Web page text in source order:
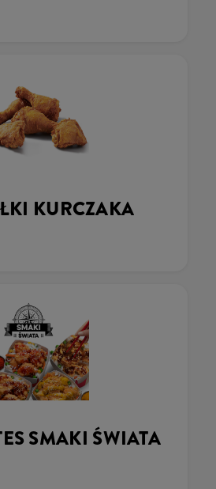
KURCZAKA
SMAKI ŚWIATA